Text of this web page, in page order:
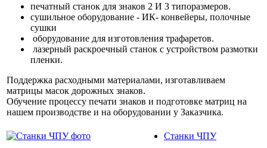
печатный станок для знаков 2 И 3 типоразмеров.
сушильное оборудование - ИК- конвейеры, полочные
сушки
оборудование для изготовления трафаретов.
лазерный раскроечный станок с устройством размотки
пленки.
Поддержка расходными материалами, изготавливаем
матрицы масок дорожных знаков.
Обучение процессу печати знаков и подготовке матриц на
нашем производстве и на оборудовании у Заказчика.
Станки ЧПУ